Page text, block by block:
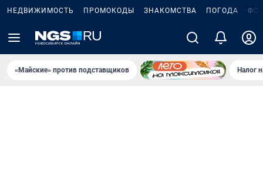
НЕДВИЖИМОСТЬ ПРОМОКОДЫ ЗНАКОМСТВА ПОГОДА
«Майские» против подставщиков Налог